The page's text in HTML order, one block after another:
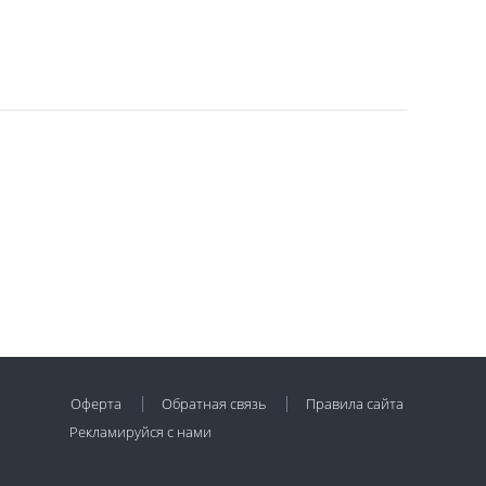
Оферта Обратная связь
Правила сайта
Рекламируйся с нами